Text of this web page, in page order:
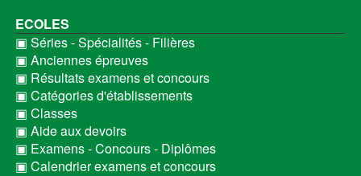
ECOLES
▣ Séries - Spécialités - Filières
▣ Anciennes épreuves
▣ Résultats examens et concours
▣ Catégories d'établissements
▣ Classes
▣ Aide aux devoirs
▣ Examens - Concours - Diplômes
▣ Calendrier examens et concours